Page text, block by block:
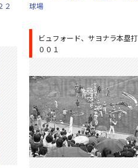
２
球場
ビュフォード、サヨナラ本塁打
００１